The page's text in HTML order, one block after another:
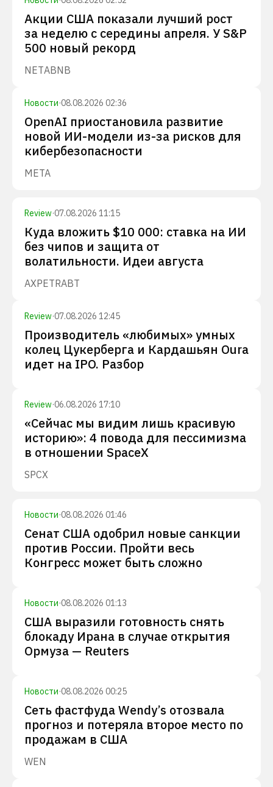
Акции США показали лучший рост
за неделю с середины апреля. У S&P
500 новый рекорд
NETABNB
Новости·08.08.2026 02:36
OpenAI приостановила развитие
новой ИИ-модели из-за рисков для
кибербезопасности
META
Review·07.08.2026 11:15
Куда вложить $10 000: ставка на ИИ
без чипов и защита от
волатильности. Идеи августа
AXPETRABT
Review·07.08.2026 12:45
Производитель «любимых» умных
колец Цукерберга и Кардашьян Oura
идет на IPO. Разбор
Review·06.08.2026 17:10
«Сейчас мы видим лишь красивую
историю»: 4 повода для пессимизма
в отношении SpaceX
SPCX
Новости·08.08.2026 01:46
Сенат США одобрил новые санкции
против России. Пройти весь
Конгресс может быть сложно
Новости·08.08.2026 01:13
США выразили готовность снять
блокаду Ирана в случае открытия
Ормуза — Reuters
Новости·08.08.2026 00:25
Сеть фастфуда Wendy’s отозвала
прогноз и потеряла второе место по
продажам в США
WEN